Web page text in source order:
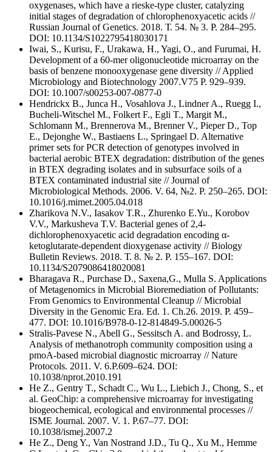
oxygenases, which have a rieske-type cluster, catalyzing
initial stages of degradation of chlorophenoxyacetic acids //
Russian Journal of Genetics. 2018. Т. 54. № 3. P. 284–295.
DOI: 10.1134/S1022795418030171
Iwai, S., Kurisu, F., Urakawa, H., Yagi, O., and Furumai, H.
Development of a 60-mer oligonucleotide microarray on the
basis of benzene monooxygenase gene diversity // Applied
Microbiology and Biotechnology 2007.V75 P. 929–939.
DOI: 10.1007/s00253-007-0877-0
Hendrickx B., Junca H., Vosahlova J., Lindner A., Ruegg I.,
Bucheli-Witschel M., Folkert F., Egli T., Margit M.,
Schlomann M., Brennerova M., Brenner V., Pieper D., Top
E., Dejonghe W., Bastiaens L., Springael D. Alternative
primer sets for PCR detection of genotypes involved in
bacterial aerobic BTEX degradation: distribution of the genes
in BTEX degrading isolates and in subsurface soils of a
BTEX contaminated industrial site // Journal of
Microbiological Methods. 2006. V. 64, №2. P. 250–265. DOI:
10.1016/j.mimet.2005.04.018
Zharikova N.V., Iasakov T.R., Zhurenko E.Yu., Korobov
V.V., Markusheva T.V. Bacterial genes of 2,4-
dichlorophenoxyacetic acid degradation encoding α-
ketoglutarate-dependent dioxygenase activity // Biology
Bulletin Reviews. 2018. Т. 8. № 2. P. 155–167. DOI:
10.1134/S2079086418020081
Bharagava R., Purchase D., Saxena,G., Mulla S. Applications
of Metagenomics in Microbial Bioremediation of Pollutants:
From Genomics to Environmental Cleanup // Microbial
Diversity in the Genomic Era. Ed. 1. Ch.26. 2019. P. 459–
477. DOI: 10.1016/B978-0-12-814849-5.00026-5
Stralis-Pavese N., Abell G., Sessitsch A. and Bodrossy, L.
Analysis of methanotroph community composition using a
pmoA-based microbial diagnostic microarray // Nature
Protocols. 2011. V. 6.P.609–624. DOI:
10.1038/nprot.2010.191
He Z., Gentry T., Schadt C., Wu L., Liebich J., Chong, S., et
al. GeoChip: a comprehensive microarray for investigating
biogeochemical, ecological and environmental processes //
ISME Journal. 2007. V. 1. P.67–77. DOI:
10.1038/ismej.2007.2
He Z., Deng Y., Van Nostrand J.D., Tu Q., Xu M., Hemme